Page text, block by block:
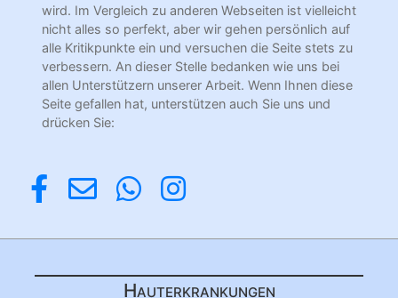
wird. Im Vergleich zu anderen Webseiten ist vielleicht
nicht alles so perfekt, aber wir gehen persönlich auf
alle Kritikpunkte ein und versuchen die Seite stets zu
verbessern. An dieser Stelle bedanken wie uns bei
allen Unterstützern unserer Arbeit. Wenn Ihnen diese
Seite gefallen hat, unterstützen auch Sie uns und
drücken Sie:
Hauterkrankungen